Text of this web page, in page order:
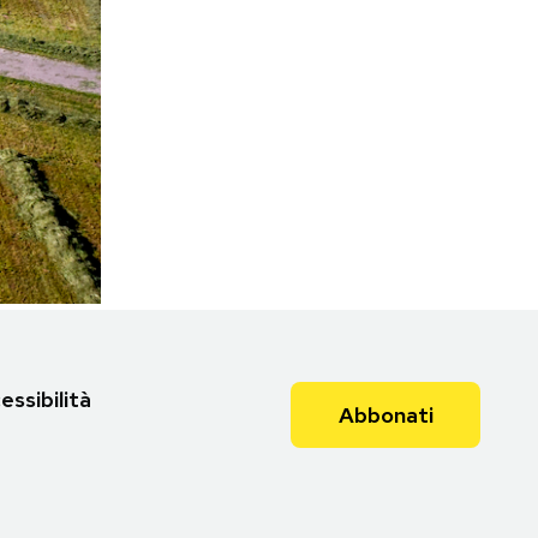
Abbonati